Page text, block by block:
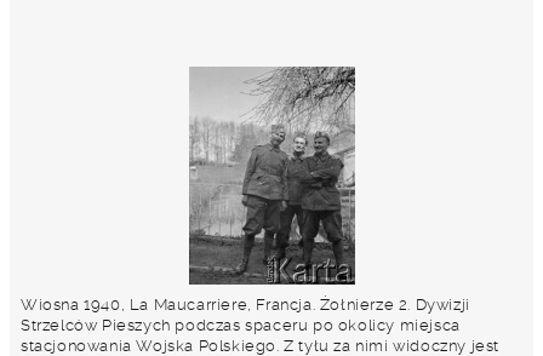
Wiosna 1940, La Maucarriere, Francja. Żołnierze 2. Dywizji
Strzelców Pieszych podczas spaceru po okolicy miejsca
stacjonowania Wojska Polskiego. Z tyłu za nimi widoczny jest